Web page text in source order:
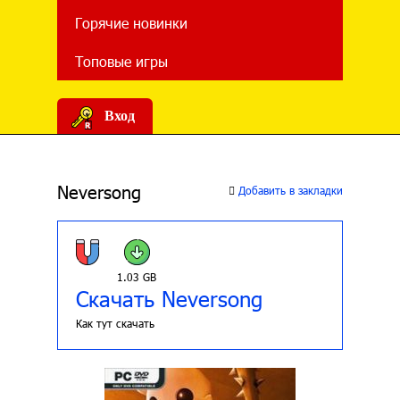
Горячие новинки
Топовые игры
Вход
Neversong Добавить в закладки
1.03 GB
Скачать Neversong
Как тут скачать